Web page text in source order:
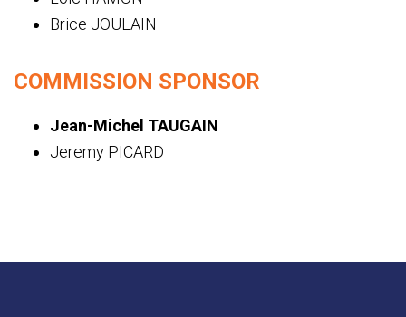
Brice JOULAIN
COMMISSION SPONSOR
Jean-Michel TAUGAIN
Jeremy PICARD